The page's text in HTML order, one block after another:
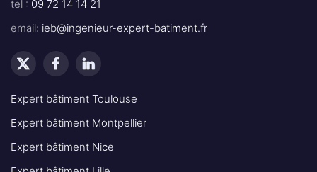
tel : 09 72 14 14 21
email: ieb@ingenieur-expert-batiment.fr
Expert bâtiment Toulouse
Expert bâtiment Montpellier
Expert bâtiment Nice